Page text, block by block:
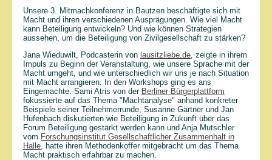
Unsere 3. Mitmachkonferenz in Bautzen beschäftigte sich mit
Macht und ihren verschiedenen Ausprägungen. Wie viel Macht
kann Beteiligung entwickeln? Und wie können Strategien
aussehen, um die Beteiligung von Zivilgesellschaft zu stärken?
Jana Wieduwilt, Podcasterin von lausitzliebe.de, zeigte in ihrem
Impuls zu Beginn der Veranstaltung, wie unsere Sprache mit der
Macht umgeht, und wie unterschiedlich wir uns je nach Situation
mit Macht arrangieren. In den Workshops ging es ans
Eingemachte. Sami Atris von der Berliner Bürgerplattform
fokussierte auf das Thema "Machtanalyse" anhand konkreter
Beispiele seiner Teilnehmerrunde, Susanne Gärtner und Jan
Hufenbach diskutierten wie Beteiligung in Zukunft über das
Forum Beteiligung gestärkt werden kann und Anja Mutschler
vom Forschungsinstitut Gesellschaftlicher Zusammenhalt in
Halle, hatte ihren Methodenkoffer mitgebracht um das Thema
Macht praktisch erfahrbar zu machen.